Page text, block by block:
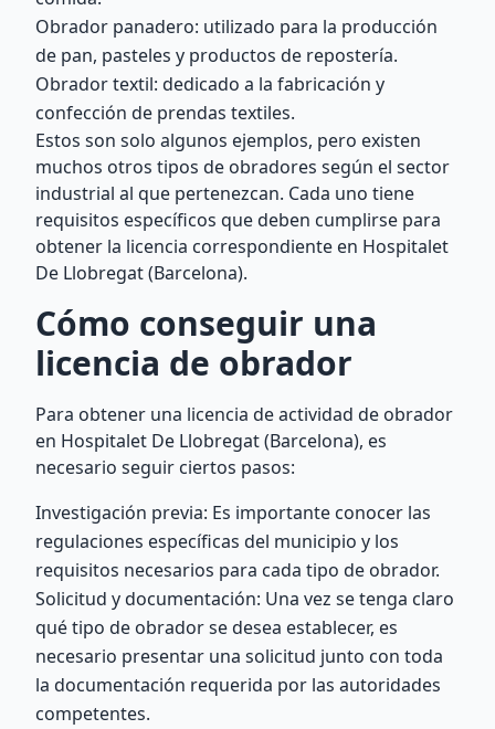
Obrador panadero: utilizado para la producción
de pan, pasteles y productos de repostería.
Obrador textil: dedicado a la fabricación y
confección de prendas textiles.
Estos son solo algunos ejemplos, pero existen
muchos otros tipos de obradores según el sector
industrial al que pertenezcan. Cada uno tiene
requisitos específicos que deben cumplirse para
obtener la licencia correspondiente en Hospitalet
De Llobregat (Barcelona).
Cómo conseguir una
licencia de obrador
Para obtener una licencia de actividad de obrador
en Hospitalet De Llobregat (Barcelona), es
necesario seguir ciertos pasos:
Investigación previa: Es importante conocer las
regulaciones específicas del municipio y los
requisitos necesarios para cada tipo de obrador.
Solicitud y documentación: Una vez se tenga claro
qué tipo de obrador se desea establecer, es
necesario presentar una solicitud junto con toda
la documentación requerida por las autoridades
competentes.